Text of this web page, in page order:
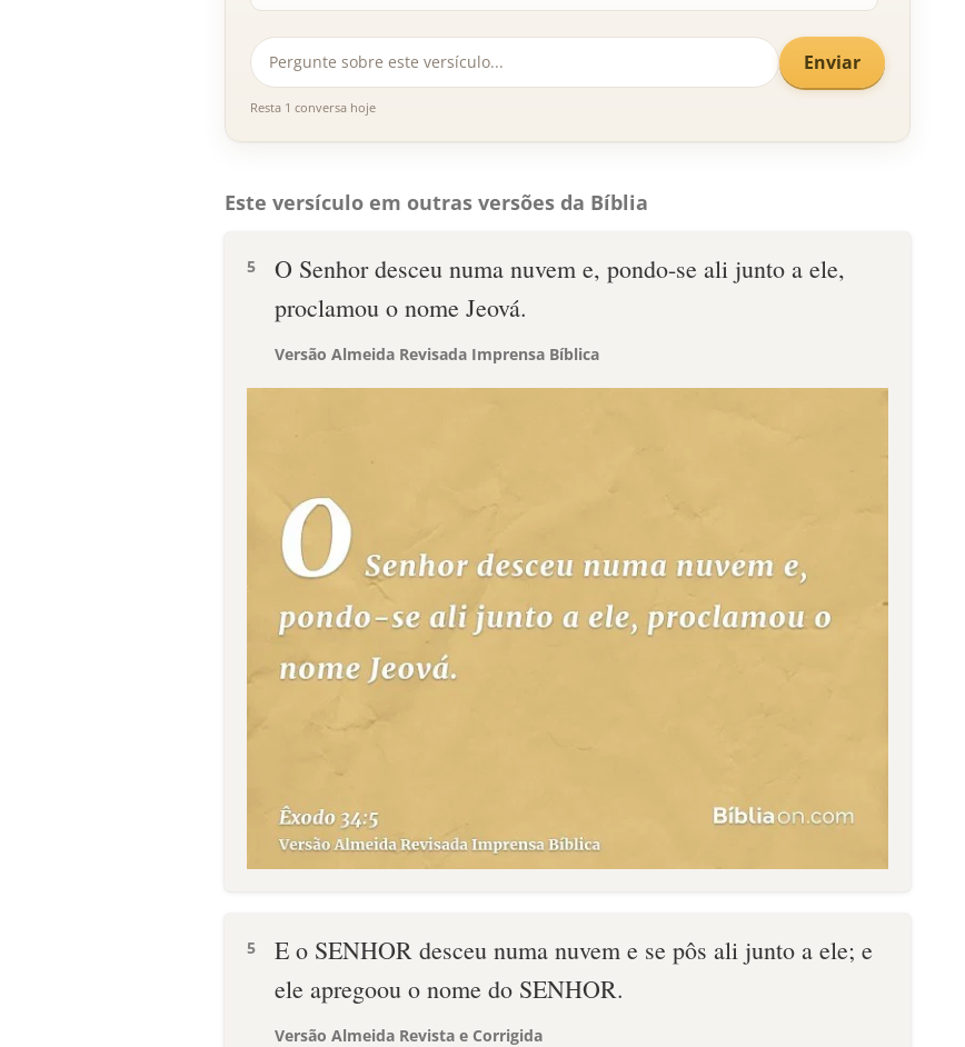
Enviar
Resta 1 conversa hoje
Este versículo em outras versões da Bíblia
5
O Senhor desceu numa nuvem e, pondo-se ali junto a ele,
proclamou o nome Jeová.
Versão Almeida Revisada Imprensa Bíblica
5
E o SENHOR desceu numa nuvem e se pôs ali junto a ele; e
ele apregoou o nome do SENHOR.
Versão Almeida Revista e Corrigida